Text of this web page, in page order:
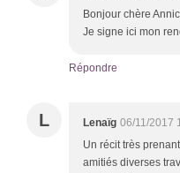
Bonjour chère
Je signe ici mon
Répondre
L Lenaïg 06/11/2017
Un récit très
amitiés diverses